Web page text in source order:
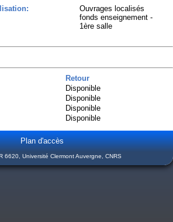
Ouvrages localisés
fonds enseignement -
1ère salle
Retour
Disponible
Disponible
Disponible
Disponible
Plan d'accès
6620, Université Clermont Auvergne, CNRS